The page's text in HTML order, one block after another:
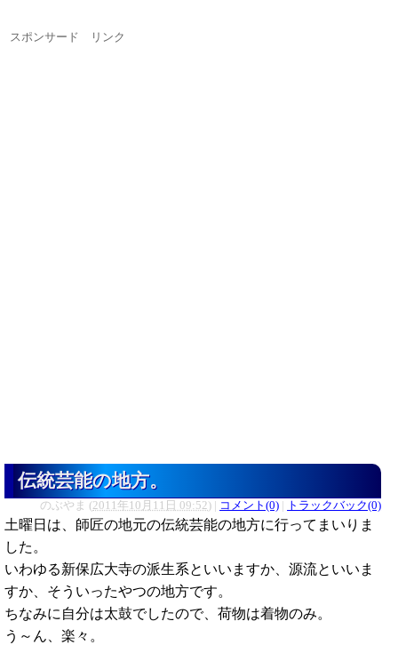
スポンサード リンク
伝統芸能の地方。
のぶやま (2011年10月11日 09:52) | コメント(0) | トラックバック(0)
土曜日は、師匠の地元の伝統芸能の地方に行ってまいりま
した。
いわゆる新保広大寺の派生系といいますか、源流といいま
すか、そういったやつの地方です。
ちなみに自分は太鼓でしたので、荷物は着物のみ。
う～ん、楽々。